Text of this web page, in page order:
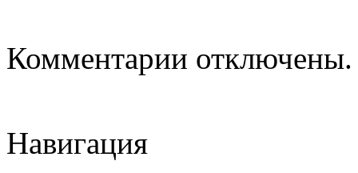
Комментарии отключены.
Навигация